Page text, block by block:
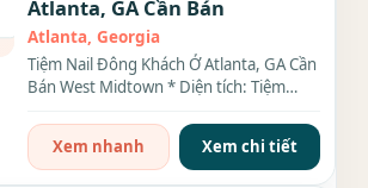
Atlanta, GA Cần Bán
Atlanta, Georgia
Tiệm Nail Đông Khách Ở Atlanta, GA Cần
Bán West Midtown * Diện tích: Tiệm
Xem nhanh
Xem chi tiết